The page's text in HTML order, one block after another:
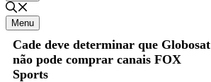
Menu
Cade deve determinar que Globosat
não pode comprar canais FOX
Sports